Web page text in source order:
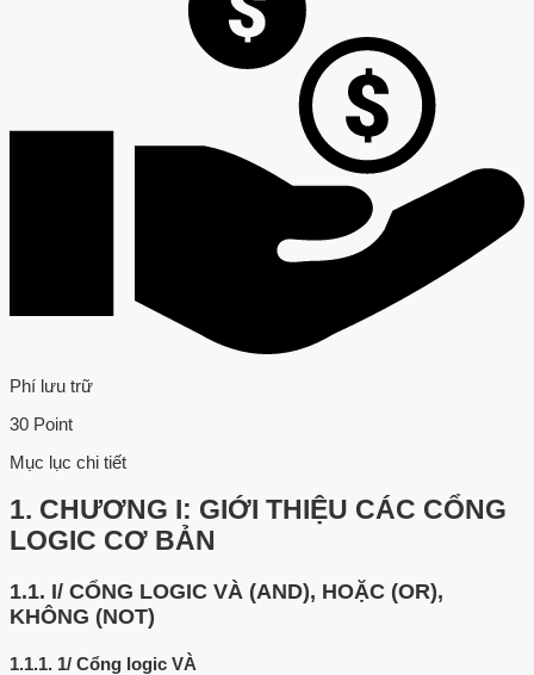
Phí lưu trữ
30 Point
Mục lục chi tiết
1. CHƯƠNG I: GIỚI THIỆU CÁC CỔNG
LOGIC CƠ BẢN
1.1. I/ CỔNG LOGIC VÀ (AND), HOẶC (OR),
KHÔNG (NOT)
1.1.1. 1/ Cổng logic VÀ